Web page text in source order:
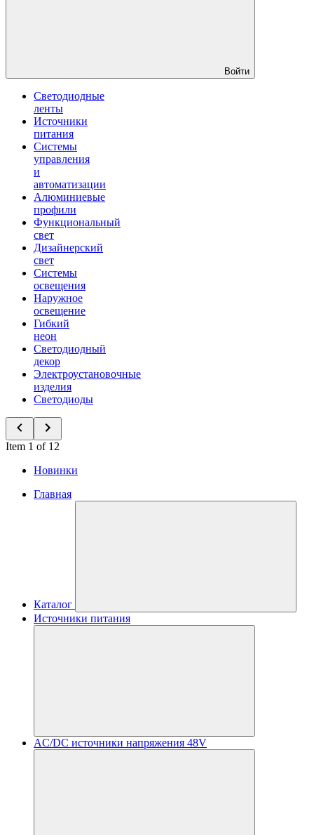
Войти
Светодиодные
ленты
Источники
питания
Системы
управления
и
автоматизации
Алюминиевые
профили
Функциональный
свет
Дизайнерский
свет
Системы
освещения
Наружное
освещение
Гибкий
неон
Светодиодный
декор
Электроустановочные
изделия
Светодиоды
Item 1 of 12
Новинки
Главная
Каталог
Источники питания
AC/DC источники напряжения 48V